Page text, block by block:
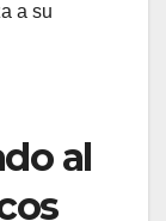
a su
al